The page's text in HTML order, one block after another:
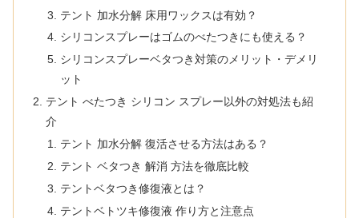
テント 加水分解 床用ワックスは有効？
シリコンスプレーはゴムのべたつきにも使える？
シリコンスプレーベタつき対策のメリット・デメリ
ット
テント べたつき シリコン スプレー以外の対処法も紹
介
テント 加水分解 復活させる方法はある？
テント ベタつき 解消 方法を徹底比較
テントベタつき修復液とは？
テントベトツキ修復液 作り方と注意点